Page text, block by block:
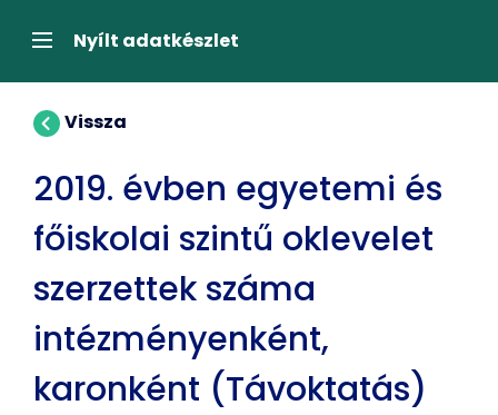
átugrásaNavigációNyílt adatkészlet
Vissza
2019. évben egyetemi és
főiskolai szintű oklevelet
szerzettek száma
intézményenként,
karonként (Távoktatás)